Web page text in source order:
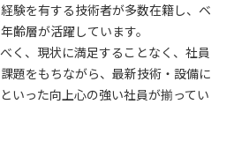
験を有する技術者が多数在籍し、ベ
齢層が活躍しています。
く、現状に満足することなく、社員
題をもちながら、最新技術・設備に
いった向上心の強い社員が揃ってい